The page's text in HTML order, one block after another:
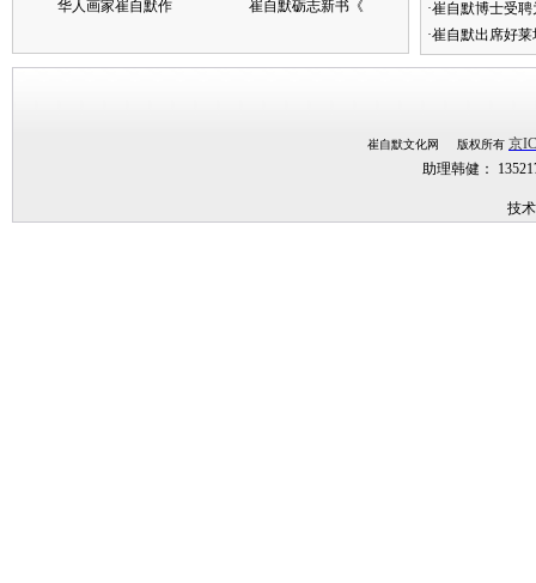
华人画家崔自默作 崔自默砺志新书《
·崔自默博士受
·崔自默出席好
崔自默文化网 版权所有 京
助理韩健：
技